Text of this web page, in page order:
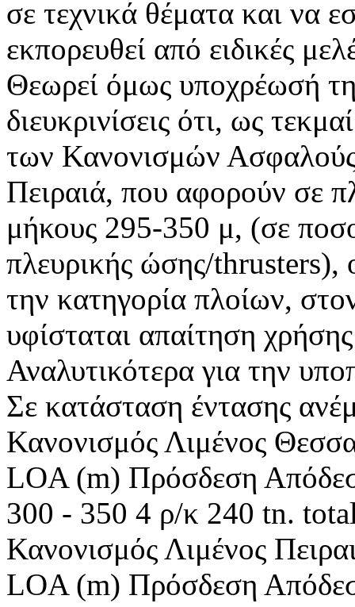
σε τεχνικά θέματα και να
εκπορευθεί από ειδικές
Θεωρεί όμως υποχρέωσή
διευκρινίσεις ότι, ως
των Κανονισμών
Πειραιά, που αφορούν σε
μήκους 295-350 μ, (σε
πλευρικής ώσης/thrusters),
την κατηγορία πλοίων,
υφίσταται απαίτηση
Αναλυτικότερα για την
Σε κατάσταση έντασης
Κανονισμός Λιμένος
LOA (m) Πρόσδεση
300 - 350 4 ρ/κ 240 tn.
Κανονισμός Λιμένος
LOA (m) Πρόσδεση